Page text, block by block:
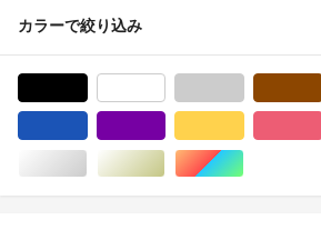
カラーで絞り込み
シルバー/銀色系ゴールド/金色系マルチカラー